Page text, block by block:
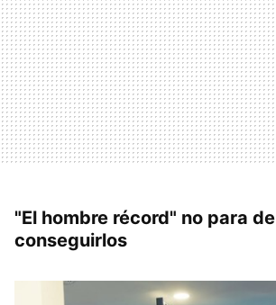
"El hombre récord" no para de
conseguirlos